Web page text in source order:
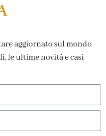
aggiornato sul mondo
le ultime novità e casi